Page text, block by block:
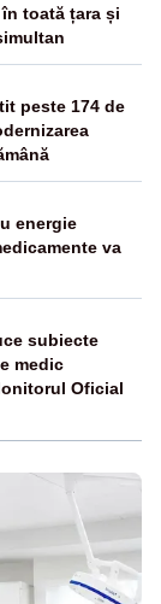
toată țara și
peste 174 de
energie
va
subiecte
medic
Oficial